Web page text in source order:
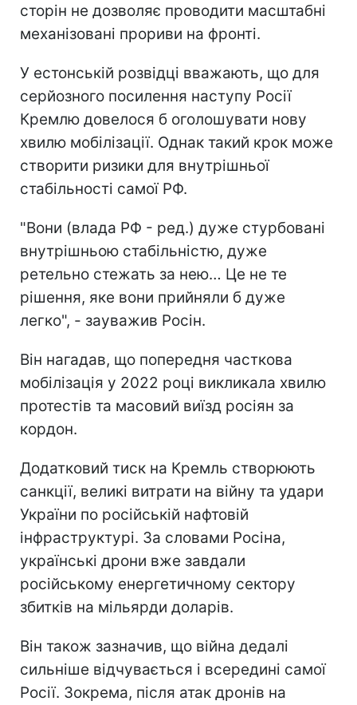
сторін не дозволяє проводити масштабні
механізовані прориви на фронті.
У естонській розвідці вважають, що для
серйозного посилення наступу Росії
Кремлю довелося б оголошувати нову
хвилю мобілізації. Однак такий крок може
створити ризики для внутрішньої
стабільності самої РФ.
"Вони (влада РФ - ред.) дуже стурбовані
внутрішньою стабільністю, дуже
ретельно стежать за нею… Це не те
рішення, яке вони прийняли б дуже
легко", - зауважив Росін.
Він нагадав, що попередня часткова
мобілізація у 2022 році викликала хвилю
протестів та масовий виїзд росіян за
кордон.
Додатковий тиск на Кремль створюють
санкції, великі витрати на війну та удари
України по російській нафтовій
інфраструктурі. За словами Росіна,
українські дрони вже завдали
російському енергетичному сектору
збитків на мільярди доларів.
Він також зазначив, що війна дедалі
сильніше відчувається і всередині самої
Росії. Зокрема, після атак дронів на